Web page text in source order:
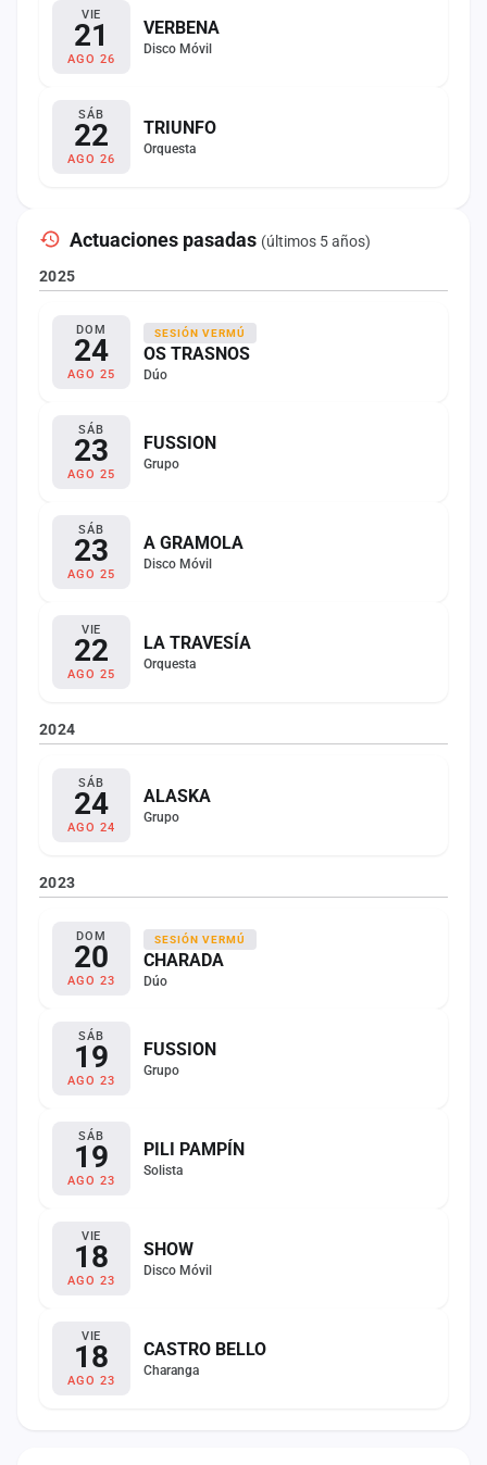
VIE
21
AGO 26
VERBENA
Disco Móvil
SÁB
22
AGO 26
TRIUNFO
Orquesta
Actuaciones pasadas (últimos 5 años)
2025
DOM
24
AGO 25
SESIÓN VERMÚ
OS TRASNOS
Dúo
SÁB
23
AGO 25
FUSSION
Grupo
SÁB
23
AGO 25
A GRAMOLA
Disco Móvil
VIE
22
AGO 25
LA TRAVESÍA
Orquesta
2024
SÁB
24
AGO 24
ALASKA
Grupo
2023
DOM
20
AGO 23
SESIÓN VERMÚ
CHARADA
Dúo
SÁB
19
AGO 23
FUSSION
Grupo
SÁB
19
AGO 23
PILI PAMPÍN
Solista
VIE
18
AGO 23
SHOW
Disco Móvil
VIE
18
AGO 23
CASTRO BELLO
Charanga